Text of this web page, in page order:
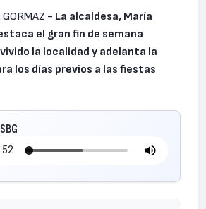
- La alcaldesa, María
el gran fin de semana
la localidad y adelanta la
los días previos a las fiestas